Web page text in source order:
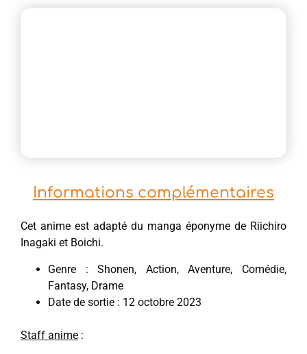
Informations complémentaires
Cet anime est adapté du manga éponyme de Riichiro
Inagaki et Boichi.
Genre : Shonen, Action, Aventure, Comédie,
Fantasy, Drame
Date de sortie : 12 octobre 2023
Staff anime :